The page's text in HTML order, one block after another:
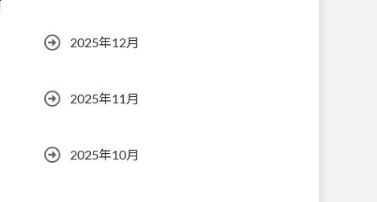
2025年12月
2025年11月
2025年10月